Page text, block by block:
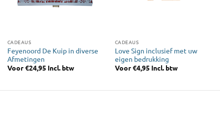
CADEAUS
Feyenoord De Kuip in diverse
Afmetingen
Voor€24,95 Incl. btw
CADEAUS
Love Sign inclusief met uw
eigen bedrukking
Voor€4,95 Incl. btw